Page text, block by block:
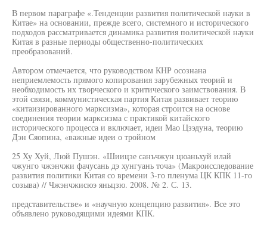
В первом параграфе «.Тенденции развития политической науки в
Китае» на основании, прежде всего, системного и исторического
подходов рассматривается динамика развития политической науки
Китая в разные периоды общественно-политических
преобразований.
Автором отмечается, что руководством КНР осознана
неприемлемость прямого копирования зарубежных теорий и
необходимость их творческого и критического заимствования. В
этой связи, коммунистическая партия Китая развивает теорию
«китаизированного марксизма», которая строится на основе
соединения теории марксизма с практикой китайского
исторического процесса и включает, идеи Мао Цзэдуна, теорию
Дэн Сяопина, «важные идеи о тройном
25 Ху Хуй, Люй Пушэн. «Шиицзе санъчжун цюаньхуй илай
чжунго чжэнчжи фачусань дэ хунгуань точа» (Макроисследование
развития политики Китая со времени 3-го пленума ЦК КПК 11-го
созыва) // Чжэнчжисюэ яньцзю. 2008. № 2. С. 13.
представительстве» и «научную концепцию развития». Все это
объявлено руководящими идеями КПК.